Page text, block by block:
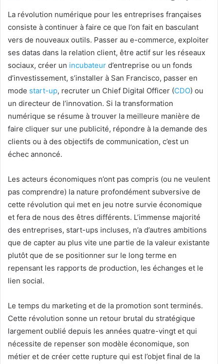
La révolution numérique pour les entreprises françaises
consiste à continuer à faire ce que l’on fait en basculant
vers de nouveaux outils. Passer au e-commerce, exploiter
ses datas dans la relation client, être actif sur les réseaux
sociaux, créer un incubateur d’entreprise ou un fonds
d’investissement, s’installer à San Francisco, passer en
mode start-up, recruter un Chief Digital Officer (CDO) ou
un directeur de l’innovation. Si la transformation
numérique se résume à trouver la meilleure manière de
faire cliquer sur une publicité, répondre à la demande des
clients ou à des objectifs de communication, c’est un
échec annoncé.
Les acteurs économiques n’ont pas compris (ou ne veulent
pas comprendre) la nature profondément subversive de
cette révolution qui met en jeu notre survie économique
et fera de nous des êtres différents. L’immense majorité
des entreprises, start-ups incluses, n’a d’autres ambitions
que de capter au plus vite une partie de la valeur existante
plutôt que de se positionner sur le long terme en
repensant les rapports de production, les échanges et le
lien social.
Le temps du marketing et de la promotion sont terminés.
Cette révolution sonne un retour brutal du stratégique
largement oublié depuis les années quatre-vingt et qui
nécessite de repenser son modèle économique, son
métier et de créer cette rupture qui est l’objet final de la